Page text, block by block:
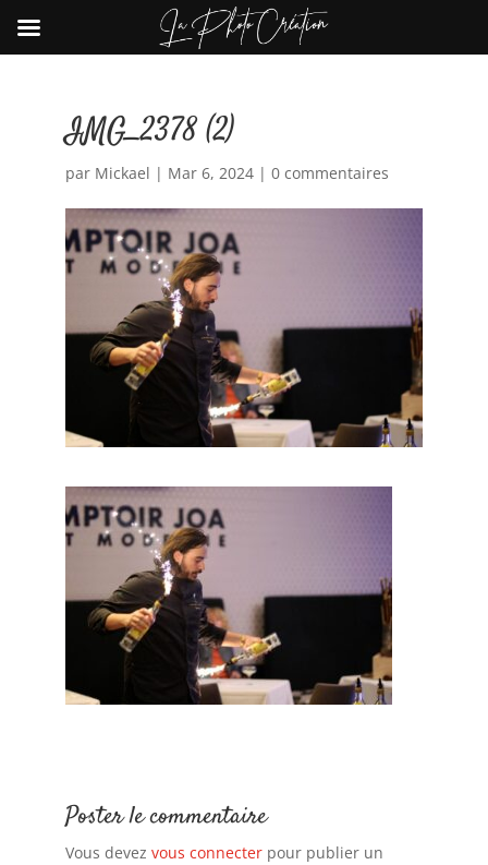
IMG_2378 (2)
par Mickael | Mar 6, 2024| 0 commentaires
Poster le commentaire
Vous devez vous connecterpour publier un